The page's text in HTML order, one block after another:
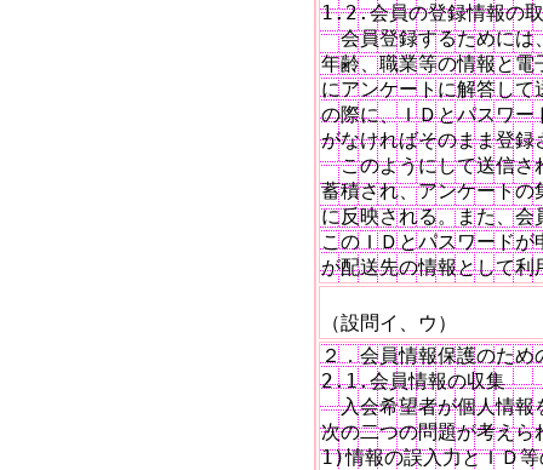
1.2.会員の登録情報の
会員登録するためには
年齢、職業等の情報と
にアンケートに解答し
の際に、ＩＤとパスワ
がなければそのまま登
このようにして送信さ
蓄積され、アンケート
に反映される。また、
このＩＤとパスワード
が配送先の情報として
（設問イ、ウ）
２．会員情報保護のため
2.1.会員情報の収集
入会希望者が個人情報
次の二つの問題が考えら
1)情報の誤入力とＩＤ等